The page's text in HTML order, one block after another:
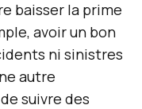
baisser la prime
avoir un bon
ni sinistres
autre
suivre des